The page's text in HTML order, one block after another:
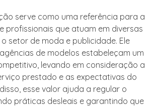
serve como uma referência para a
profissionais que atuam em diversas
setor de moda e publicidade. Ele
de modelos estabeleçam um
levando em consideração a
prestado e as expectativas do
esse valor ajuda a regular o
práticas desleais e garantindo que